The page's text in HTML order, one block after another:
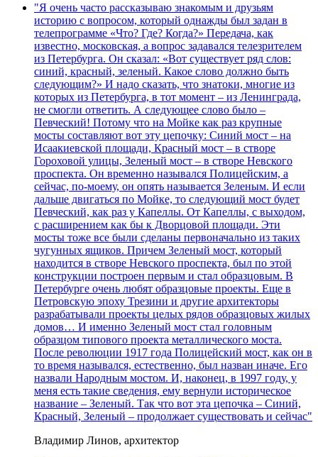
"Я очень часто рассказываю знакомым и друзьям
историю с вопросом, который однажды был задан в
телепрограмме «Что? Где? Когда?» Передача, как
известно, московская, а вопрос задавался телезрителем
из Петербурга. Он сказал: «Вот существует ряд слов:
синий, красный, зеленый. Какое слово должно быть
следующим?» И надо сказать, что знатоки, многие из
которых из Петербурга, в тот момент – из Ленинграда,
не смогли ответить. А следующее слово было –
Певческий! Потому что на Мойке как раз крупные
мосты составляют вот эту цепочку: Синий мост – на
Исаакиевской площади, Красный мост – в створе
Гороховой улицы, Зеленый мост – в створе Невского
проспекта. Он временно назывался Полицейским, а
сейчас, по-моему, он опять называется Зеленым. И если
дальше двигаться по Мойке, то следующий мост будет
Певческий, как раз у Капеллы. От Капеллы, с выходом,
с расширением как бы к Дворцовой площади. Эти
мосты тоже все были сделаны первоначально из таких
чугунных ящиков. Причем Зеленый мост, который
находится в створе Невского проспекта, был по этой
конструкции построен первым и стал образцовым. В
Петербурге очень любят образцовые проекты. Еще в
Петровскую эпоху Трезини и другие архитекторы
разрабатывали проекты целых рядов образцовых жилых
домов… И именно Зеленый мост стал головным
образцом типового проекта металлического моста.
После революции 1917 года Полицейский мост, как он в
то время назывался, естественно, был назван иначе. Его
назвали Народным мостом. И, наконец, в 1997 году, у
меня есть такие сведения, ему вернули историческое
название – Зеленый. Так что вот эта цепочка – Синий,
Красный, Зеленый – продолжает существовать и сейчас"
Владимир Линов, архитектор